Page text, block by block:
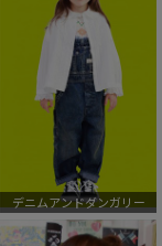
デニムアンドダンガリー